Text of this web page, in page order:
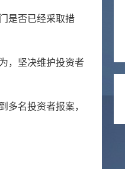
是否已经采取措
，坚决维护投资者
名投资者报案，